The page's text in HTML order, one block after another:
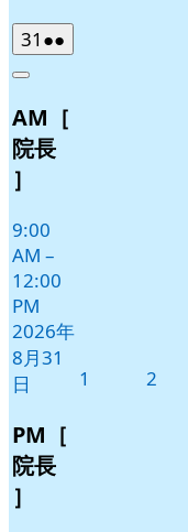
31 2026
年
月
31
日
●●
件
イ
Close
AM［
院長
］
9:00
AM –
12:00
PM
2026年
8月31
日
PM［
院長
］
1 2